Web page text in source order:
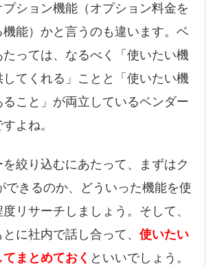
ション機能（オプション料金を
能）かと言うのも違います。ベ
っては、なるべく「使いたい機
てくれる」ことと「使いたい機
こと」が両立しているベンダー
よね。
絞り込むにあたって、まずはク
できるのか、どういった機能を使
リサーチしましょう。そして、
に社内で話し合って、 使いたい
まとめておく といいでしょう。